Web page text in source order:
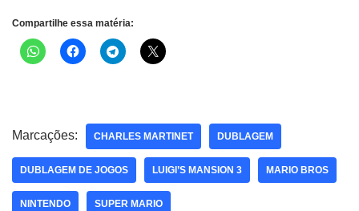
Compartilhe essa matéria:
Marcações: CHARLES MARTINET DUBLAGEM
DUBLAGEM DE JOGOS LUIGI’S MANSION 3 MARIO BROS
NINTENDO SUPER MARIO